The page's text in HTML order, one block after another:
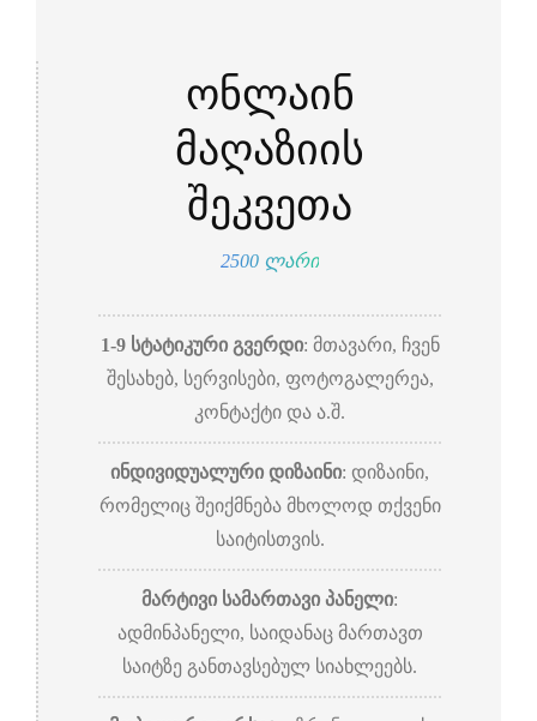
ონლაინ
მაღაზიის
შეკვეთა
2500 ლარი
1-9 სტატიკური გვერდი: მთავარი, ჩვენ
შესახებ, სერვისები, ფოტოგალერეა,
კონტაქტი და ა.შ.
ინდივიდუალური დიზაინი: დიზაინი,
რომელიც შეიქმნება მხოლოდ თქვენი
საიტისთვის.
მარტივი სამართავი პანელი:
ადმინპანელი, საიდანაც მართავთ
საიტზე განთავსებულ სიახლეებს.